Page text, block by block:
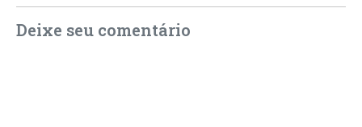
Deixe seu comentário